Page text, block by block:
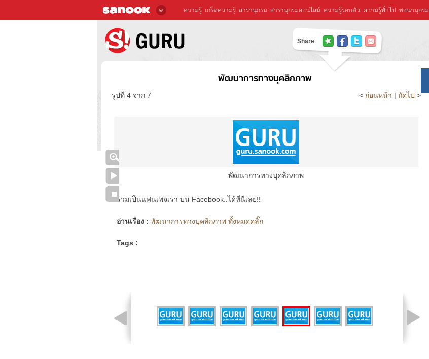
ความรู้ เกร็ดความรู้ สารานุกรม สารานุกรมออนไลน์ ความรู้รอบตัว ความรู้ทั่วไป พจนานุกรม
Share
พัฒนาการทางบุคลิกภาพ
รูปที่ 4 จาก 7 < ก่อนหน้า | ถัดไป >
พัฒนาการทางบุคลิกภาพ
ร่วมเป็นแฟนเพจเรา บน Facebook..ได้ที่นี่เลย!!
อ่านเรื่อง : พัฒนาการทางบุคลิกภาพ ทั้งหมดคลิ๊ก
Tags :